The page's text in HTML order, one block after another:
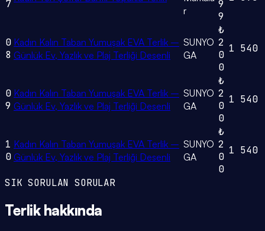
7
r
9
9
0
8
Kadın Kalın Taban Yumuşak EVA Terlik –
Günlük Ev, Yazlık ve Plaj Terliği Desenli
SUNYO
GA
₺
2
0
0
1 540
0
9
Kadın Kalın Taban Yumuşak EVA Terlik –
Günlük Ev, Yazlık ve Plaj Terliği Desenli
SUNYO
GA
₺
2
0
0
1 540
1
0
Kadın Kalın Taban Yumuşak EVA Terlik –
Günlük Ev, Yazlık ve Plaj Terliği Desenli
SUNYO
GA
₺
2
0
0
1 540
SIK SORULAN SORULAR
Terlikhakkında